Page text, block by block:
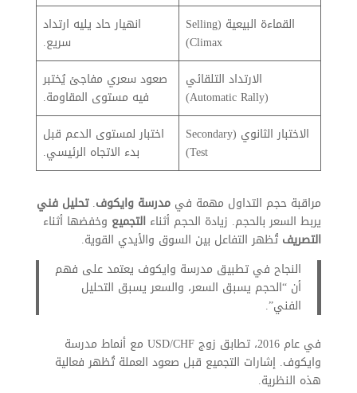
القماءة البيعية (Selling
Climax)
انهيار حاد يليه ارتداد
سريع.
الارتداد التلقائي
(Automatic Rally)
صعود سعري مفاجئ يُختبر
فيه مستوى المقاومة.
الاختبار الثانوي (Secondary
Test)
اختبار لمستوى الدعم قبل
بدء الاتجاه الرئيسي.
مراقبة حجم التداول مهمة في مدرسة وايكوف.تحليل فني
يربط السعر بالحجم. زيادة الحجم أثناء التجميع وخفضها أثناء
التصريف تُظهر التفاعل بين السوق والأيدي القوية.
النجاح في تطبيق مدرسة وايكوف يعتمد على فهم
أن “الحجم يسبق السعر، والسعر يسبق التحليل
الفني”.
في عام 2016، تطابق زوج USD/CHF مع أنماط مدرسة
وايكوف. إشارات التجميع قبل صعود العملة تُظهر فعالية
هذه النظرية.